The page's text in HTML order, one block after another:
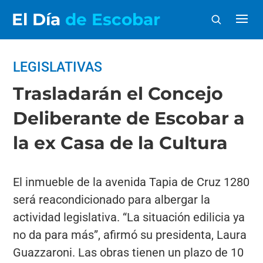
El Día de Escobar
LEGISLATIVAS
Trasladarán el Concejo
Deliberante de Escobar a
la ex Casa de la Cultura
El inmueble de la avenida Tapia de Cruz 1280
será reacondicionado para albergar la
actividad legislativa. “La situación edilicia ya
no da para más”, afirmó su presidenta, Laura
Guazzaroni. Las obras tienen un plazo de 10